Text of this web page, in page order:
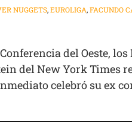
NUGGETS,EUROLIGA,FACUNDO
del Oeste, los
del New York Times
celebró su ex